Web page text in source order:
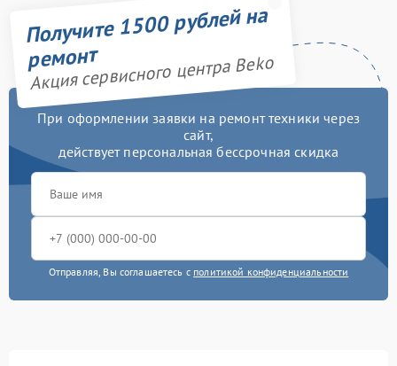
Получите 1500 рублей на
ремонт
Акция сервисного центра Beko
При оформлении заявки на ремонт техники через
сайт,
действует персональная бессрочная скидка
Отправляя, Вы соглашаетесь с политикой конфиденциальности